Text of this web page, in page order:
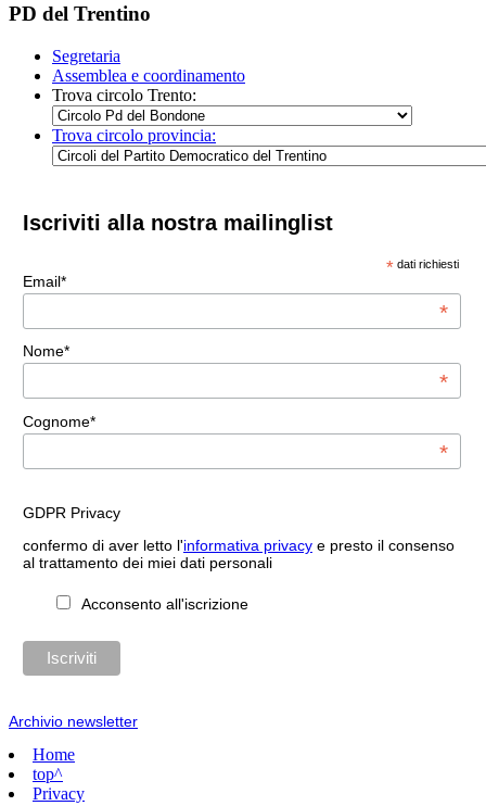
PD del Trentino
Segretaria
Assemblea e coordinamento
Trova circolo Trento:
Trova circolo provincia:
Iscriviti alla nostra mailinglist
* dati richiesti
Email*
*
Nome*
*
Cognome*
*
GDPR Privacy
confermo di aver letto l'informativa privacye presto il consenso
al trattamento dei miei dati personali
Acconsento all'iscrizione
Archivio newsletter
Home
top^
Privacy